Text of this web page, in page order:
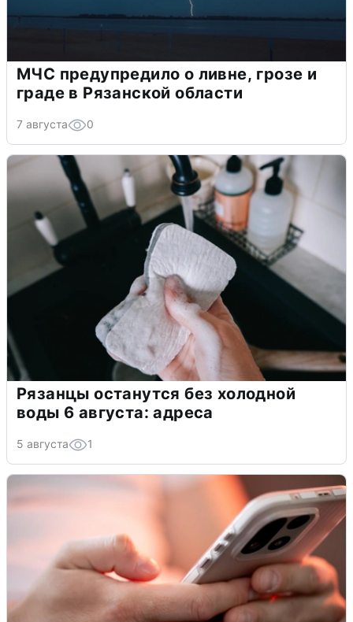
МЧС предупредило о ливне, грозе и
граде в Рязанской области
7 августа 0
Рязанцы останутся без холодной
воды 6 августа: адреса
5 августа 1